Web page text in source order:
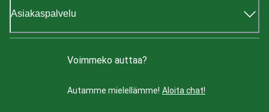
Asiakaspalvelu
Voimmeko auttaa?
Autamme mielellämme! Aloita chat!